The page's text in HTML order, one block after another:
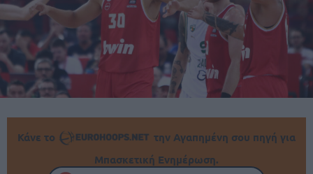
Κάνε το
την Αγαπημένη σου πηγή για
Μπασκετική Ενημέρωση.